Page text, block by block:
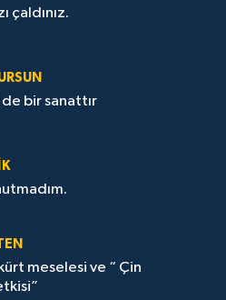
çaldınız.
bir sanattır
meselesi ve “ Çin